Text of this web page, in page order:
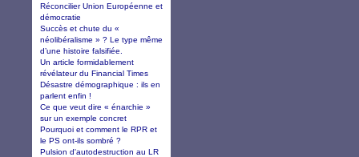
Réconcilier Union Européenne et
démocratie
Succès et chute du «
néolibéralisme » ? Le type même
d’une histoire falsifiée.
Un article formidablement
révélateur du Financial Times
Désastre démographique : ils en
parlent enfin !
Ce que veut dire « énarchie »
sur un exemple concret
Pourquoi et comment le RPR et
le PS ont-ils sombré ?
Pulsion d'autodestruction au LR